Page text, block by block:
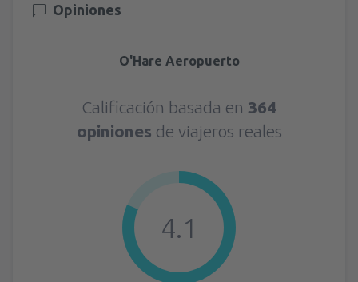
Opiniones
O'Hare Aeropuerto
Calificación basada en 364
opiniones de viajeros reales
4.1